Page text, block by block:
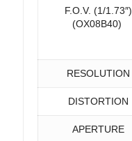
F.O.V. (1/1.73″)
(OX08B40)
RESOLUTION
DISTORTION
APERTURE